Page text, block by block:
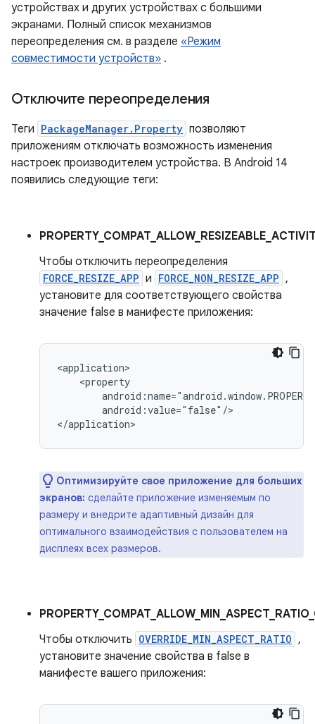
устройствах и других устройствах с большими
экранами. Полный список механизмов
переопределения см. в разделе «Режим
совместимости устройств» .
Отключите переопределения
Теги PackageManager.Property позволяют
приложениям отключать возможность изменения
настроек производителем устройства. В Android 14
появились следующие теги:
Чтобы отключить переопределения
FORCE_RESIZE_APP и FORCE_NON_RESIZE_APP ,
установите для соответствующего свойства
значение false в манифесте приложения:
android:value="false"/>
Оптимизируйте свое приложение для больших
экранов: сделайте приложение изменяемым по
размеру и внедрите адаптивный дизайн для
оптимального взаимодействия с пользователем на
дисплеях всех размеров.
Чтобы отключить OVERRIDE_MIN_ASPECT_RATIO ,
установите значение свойства в false в
манифесте вашего приложения: